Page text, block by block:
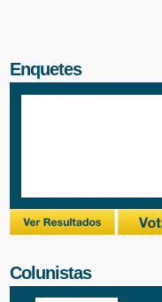
Enquetes
Colunistas